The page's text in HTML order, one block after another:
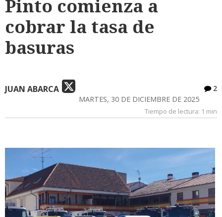
Pinto comienza a
cobrar la tasa de
basuras
JUAN ABARCA
2
MARTES, 30 DE DICIEMBRE DE 2025
Tiempo de lectura: 1 min